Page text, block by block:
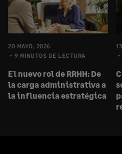
20 MAYO, 2026
9 MINUTOS DE LECTURA
El nuevo rol de RRHH: De
la carga administrativa a
la influencia estratégica